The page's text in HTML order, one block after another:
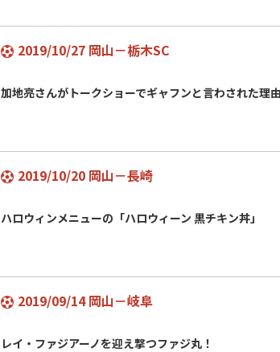
2019/10/27 岡山－栃木SC
加地亮さんがトークショーでギャフンと言わされた理
2019/10/20 岡山－長崎
ハロウィンメニューの「ハロウィーン 黒チキン丼」
2019/09/14 岡山－岐阜
レイ・ファジアーノを迎え撃つファジ丸！